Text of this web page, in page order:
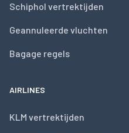
Schiphol vertrektijden
Geannuleerde vluchten
Bagage regels
AIRLINES
KLM vertrektijden